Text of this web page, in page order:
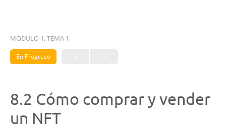
MÓDULO 1, TEMA 1
En Progreso
8.2 Cómo comprar y vender
un NFT